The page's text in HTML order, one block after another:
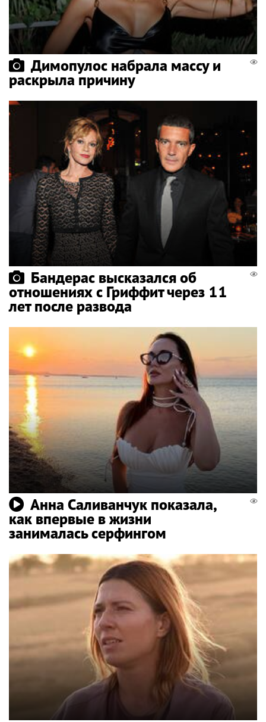
Димопулос набрала массу и
раскрыла причину
Бандерас высказался об
отношениях с Гриффит через 11
лет после развода
Анна Саливанчук показала,
как впервые в жизни
занималась серфингом